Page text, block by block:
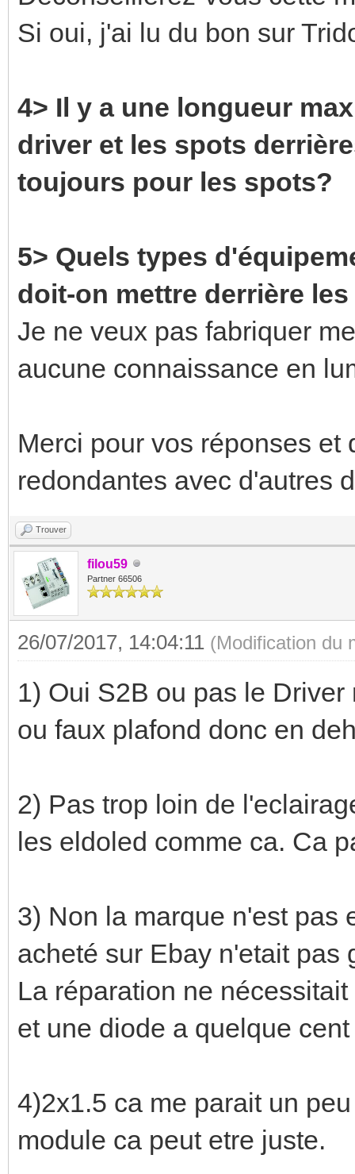
Si oui, j'ai lu du bon sur
4> Il y a une longueur
driver et les spots
toujours pour les spots?
5> Quels types
doit-on mettre derrière
Je ne veux pas fabriquer
aucune connaissance en
Merci pour vos réponses
redondantes avec d'autres
Trouver
filou59
Partner 66506
26/07/2017, 14:04:11 (Modification du
1) Oui S2B ou pas le
ou faux plafond donc en
2) Pas trop loin de
les eldoled comme ca. Ca
3) Non la marque n'est pas
acheté sur Ebay n'etait pas
La réparation ne
et une diode a quelque
4)2x1.5 ca me parait un
module ca peut etre juste.